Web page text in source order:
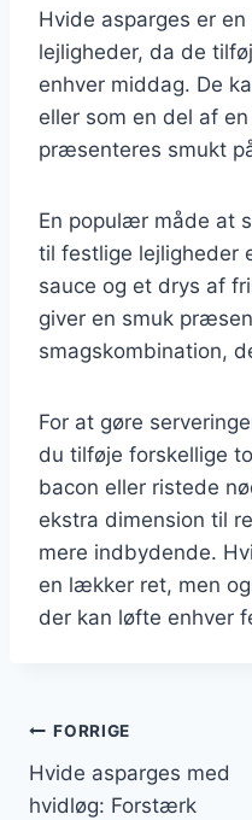
Hvide asparges er
lejligheder, da de
enhver middag. De
eller som en del af
præsenteres smukt
En populær måde at
til festlige lejligheder
sauce og et drys af
giver en smuk
smagskombination,
For at gøre
du tilføje forskellige
bacon eller ristede
ekstra dimension til
mere indbydende.
en lækker ret, men
der kan løfte enhver
FORRIGE
Hvide asparges med
hvidløg: Forstærk